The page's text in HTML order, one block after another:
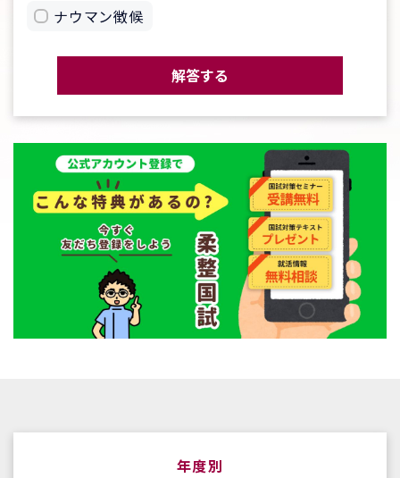
ナウマン徴候
解答する
年度別